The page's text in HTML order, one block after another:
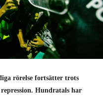
rörelse fortsätter trots
Hundratals har